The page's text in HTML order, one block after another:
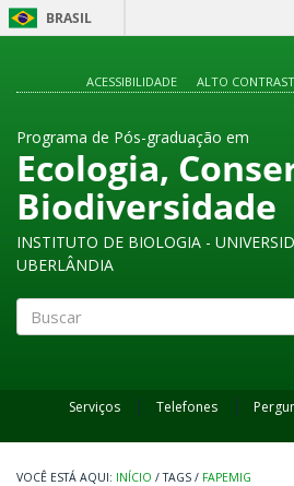
BRASIL
ACESSIBILIDADE
ALTO
Programa de Pós-graduação em
Ecologia,
Biodiversidade
INSTITUTO DE BIOLOGIA -
UBERLÂNDIA
Serviços Telefones
INÍCIO / TAGS / FAPEMIG